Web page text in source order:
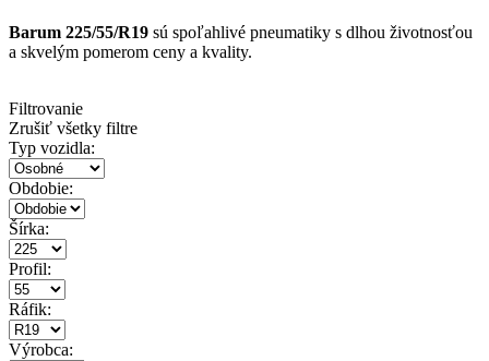
Barum 225/55/R19 sú spoľahlivé pneumatiky s dlhou životnosťou
a skvelým pomerom ceny a kvality.
Filtrovanie
Zrušiť všetky filtre
Typ vozidla:
Obdobie:
Šírka:
Profil:
Ráfik:
Výrobca: